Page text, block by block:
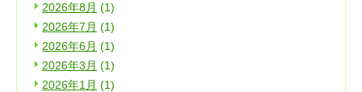
2026年8月 (1)
2026年7月 (1)
2026年6月 (1)
2026年3月 (1)
2026年1月 (1)